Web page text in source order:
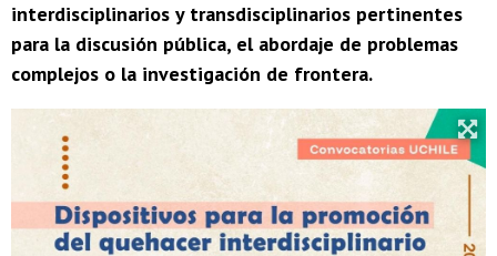
interdisciplinarios y transdisciplinarios pertinentes
para la discusión pública, el abordaje de problemas
complejos o la investigación de frontera.